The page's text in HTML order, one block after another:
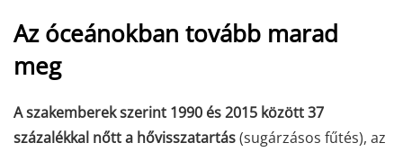
Az óceánokban tovább marad
meg
A szakemberek szerint 1990 és 2015 között 37
százalékkal nőtt a hővisszatartás(sugárzásos fűtés), az